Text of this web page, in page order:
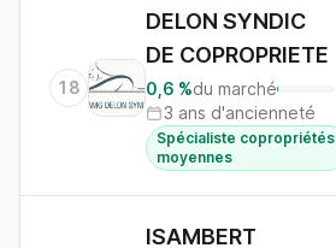
18
DELON SYNDIC
DE COPROPRIETE
0,6 %du marché
3 ans d'ancienneté
Spécialiste copropriétés
moyennes
ISAMBERT